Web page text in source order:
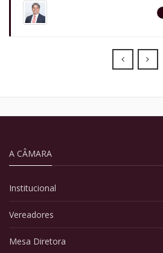
Prev Next
A CÂMARA
Institucional
Vereadores
Mesa Diretora